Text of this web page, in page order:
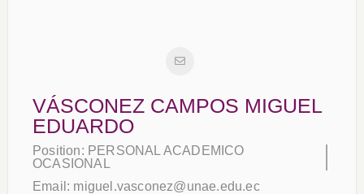
VÁSCONEZ CAMPOS MIGUEL
EDUARDO
Position: PERSONAL ACADEMICO
OCASIONAL
Email: miguel.vasconez@unae.edu.ec